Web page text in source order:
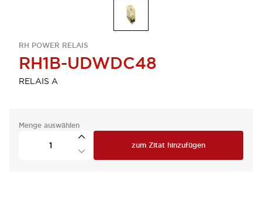
RH POWER RELAIS
RH1B-UDWDC48
RELAIS A
Menge auswählen
zum Zitat hinzufügen